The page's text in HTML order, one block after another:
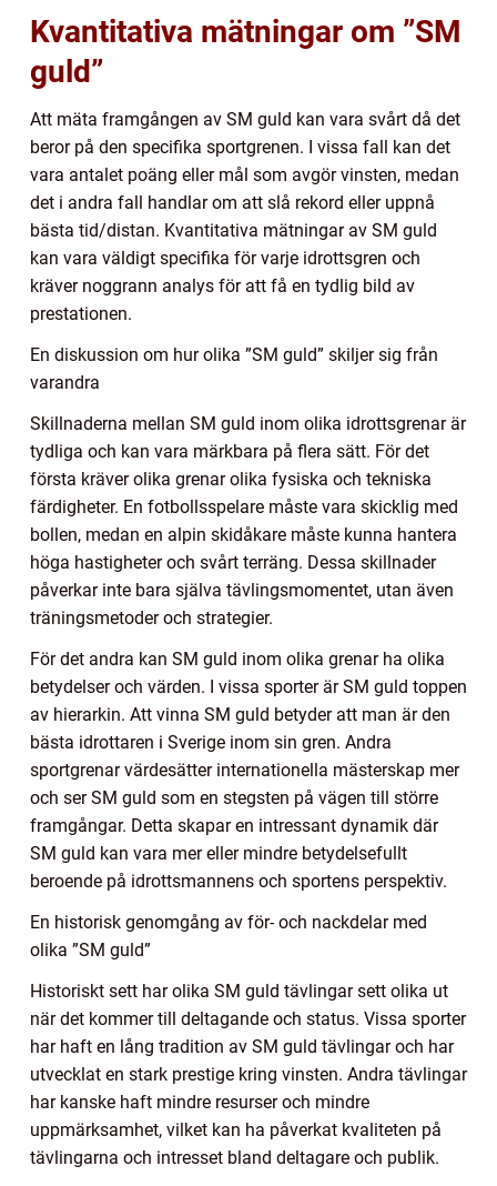
Kvantitativa mätningar om ”SM
guld”
Att mäta framgången av SM guld kan vara svårt då det
beror på den specifika sportgrenen. I vissa fall kan det
vara antalet poäng eller mål som avgör vinsten, medan
det i andra fall handlar om att slå rekord eller uppnå
bästa tid/distan. Kvantitativa mätningar av SM guld
kan vara väldigt specifika för varje idrottsgren och
kräver noggrann analys för att få en tydlig bild av
prestationen.
En diskussion om hur olika ”SM guld” skiljer sig från
varandra
Skillnaderna mellan SM guld inom olika idrottsgrenar är
tydliga och kan vara märkbara på flera sätt. För det
första kräver olika grenar olika fysiska och tekniska
färdigheter. En fotbollsspelare måste vara skicklig med
bollen, medan en alpin skidåkare måste kunna hantera
höga hastigheter och svårt terräng. Dessa skillnader
påverkar inte bara själva tävlingsmomentet, utan även
träningsmetoder och strategier.
För det andra kan SM guld inom olika grenar ha olika
betydelser och värden. I vissa sporter är SM guld toppen
av hierarkin. Att vinna SM guld betyder att man är den
bästa idrottaren i Sverige inom sin gren. Andra
sportgrenar värdesätter internationella mästerskap mer
och ser SM guld som en stegsten på vägen till större
framgångar. Detta skapar en intressant dynamik där
SM guld kan vara mer eller mindre betydelsefullt
beroende på idrottsmannens och sportens perspektiv.
En historisk genomgång av för- och nackdelar med
olika ”SM guld”
Historiskt sett har olika SM guld tävlingar sett olika ut
när det kommer till deltagande och status. Vissa sporter
har haft en lång tradition av SM guld tävlingar och har
utvecklat en stark prestige kring vinsten. Andra tävlingar
har kanske haft mindre resurser och mindre
uppmärksamhet, vilket kan ha påverkat kvaliteten på
tävlingarna och intresset bland deltagare och publik.